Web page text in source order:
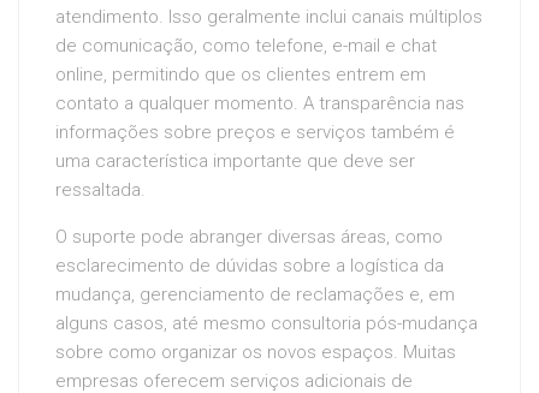
atendimento. Isso geralmente inclui canais múltiplos
de comunicação, como telefone, e-mail e chat
online, permitindo que os clientes entrem em
contato a qualquer momento. A transparência nas
informações sobre preços e serviços também é
uma característica importante que deve ser
ressaltada.
O suporte pode abranger diversas áreas, como
esclarecimento de dúvidas sobre a logística da
mudança, gerenciamento de reclamações e, em
alguns casos, até mesmo consultoria pós-mudança
sobre como organizar os novos espaços. Muitas
empresas oferecem serviços adicionais de